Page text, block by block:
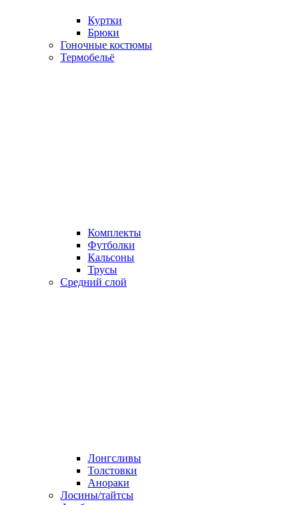
Куртки
Брюки
Гоночные костюмы
Термобельё
Комплекты
Футболки
Кальсоны
Трусы
Средний слой
Лонгсливы
Толстовки
Анораки
Лосины/тайтсы